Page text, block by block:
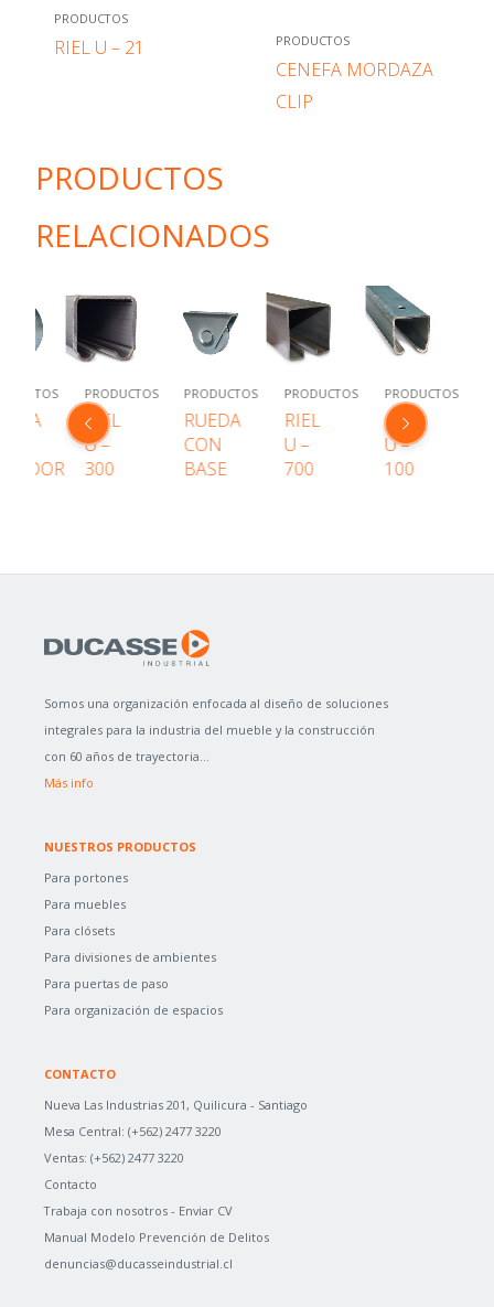
PRODUCTOS
RIEL U – 21 PRODUCTOS
CENEFA MORDAZA
CLIP
PRODUCTOS
RELACIONADOS
PRODUCTOS
RIEL
U –
300
PRODUCTOS
RUEDA
CON
BASE
PRODUCTOS
RIEL
U –
700
PRODUCTOS
RIEL
U –
100
Somos una organización enfocada al diseño de soluciones
integrales para la industria del mueble y la construcción
con 60 años de trayectoria...
Más info
NUESTROS PRODUCTOS
Para portones
Para muebles
Para clósets
Para divisiones de ambientes
Para puertas de paso
Para organización de espacios
CONTACTO
Nueva Las Industrias 201, Quilicura - Santiago
Mesa Central: (+562) 2477 3220
Ventas: (+562) 2477 3220
Contacto
Trabaja con nosotros - Enviar CV
Manual Modelo Prevención de Delitos
denuncias@ducasseindustrial.cl